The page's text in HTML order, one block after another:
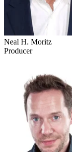
Neal H. Moritz
Producer